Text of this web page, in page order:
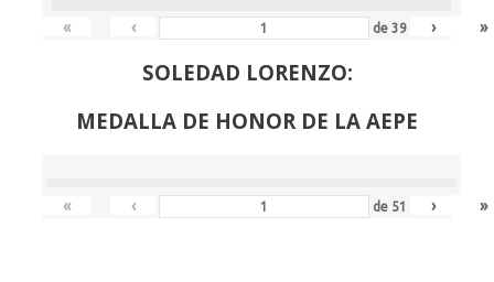
« ‹ de39 › »
SOLEDAD LORENZO:
MEDALLA DE HONOR DE LA AEPE
« ‹ de 51 › »